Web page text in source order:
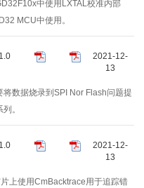
中使用LXTAL校准内部
MCU中使用。
1.0
2021-12-
13
数据烧录到SPI Nor Flash问题提
。
1.0
2021-12-
13
上使用CmBacktrace用于追踪错